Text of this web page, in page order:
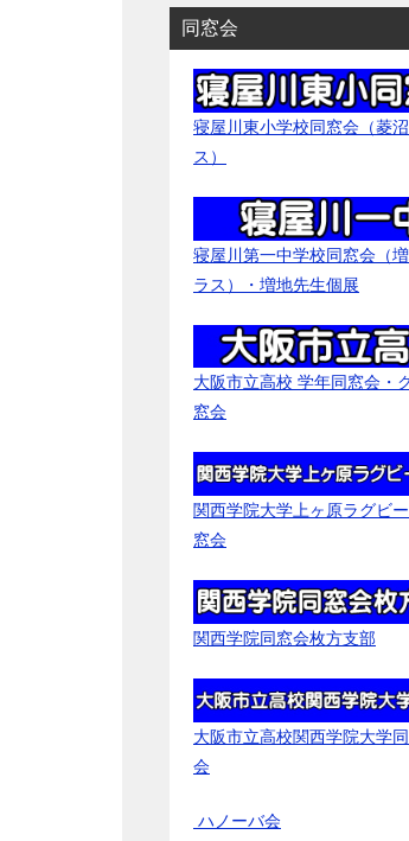
同窓会
寝屋川東小学校同窓会（菱
ス）
寝屋川第一中学校同窓会（
ラス）・増地先生個展
大阪市立高校 学年同窓会・
窓会
関西学院大学上ヶ原ラグビ
窓会
関西学院同窓会枚方支部
大阪市立高校関西学院大学
会
ハノーバ会